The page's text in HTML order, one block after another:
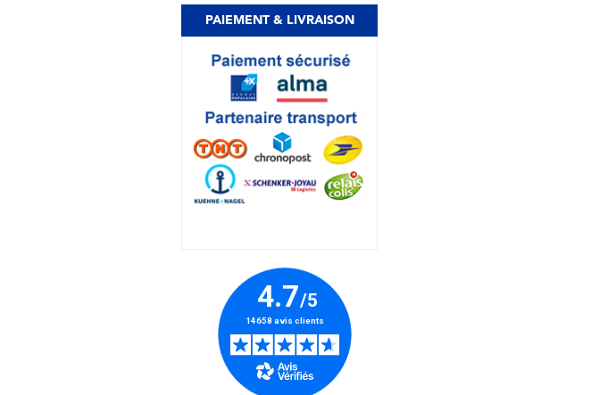
PAIEMENT & LIVRAISON